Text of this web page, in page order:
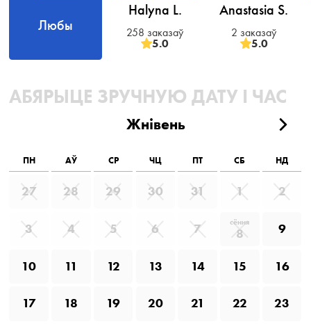
Любы
Halyna L.
258 заказаў
5.0
Anastasia S.
2 заказаў
5.0
АБЯРЫЦЕ ЗРУЧНУЮ ДАТУ І ЧАС
Жнівень
ПН АЎ СР ЧЦ ПТ СБ НД
27 28 29 30 31 1 2
3 4 5 6 7 сёння
8 9
10 11 12 13 14 15 16
17 18 19 20 21 22 23